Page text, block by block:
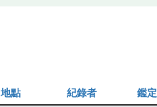
地點 紀錄者 鑑定